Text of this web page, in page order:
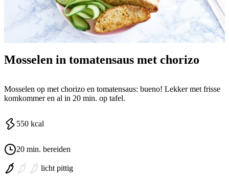
Mosselen in tomatensaus met chorizo
Mosselen op met chorizo en tomatensaus: bueno! Lekker met frisse
komkommer en al in 20 min. op tafel.
550 kcal
20 min. bereiden
licht pittig